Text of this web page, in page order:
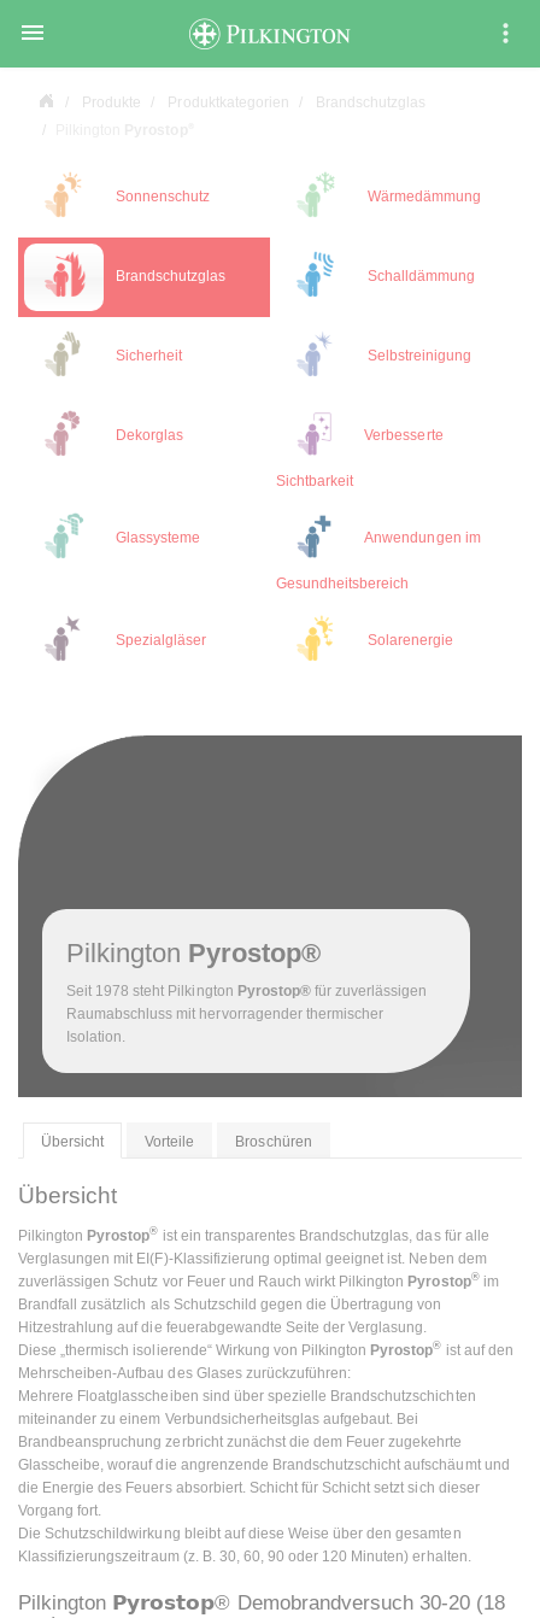

Produkte Produktkategorien
Brandschutzglas
Sonnenschutz Wärmedämmung
Brandschutzglas Schalldämmung
Sicherheit Selbstreinigung
Dekorglas Verbesserte
Sichtbarkeit
Glassysteme Anwendungen im
Gesundheitsbereich
Spezialgläser Solarenergie
Pilkington Pyrostop®
Seit 1978 steht Pilkington Pyrostop®für zuverlässigen
Raumabschluss mit hervorragender thermischer
Isolation.
Übersicht Vorteile Broschüren
Übersicht
Pilkington Pyrostop® ist ein transparentes Brandschutzglas, das für alle
Verglasungen mit EI(F)-Klassifizierung optimal geeignet ist. Neben dem
zuverlässigen Schutz vor Feuer und Rauch wirkt Pilkington Pyrostop®im
Brandfall zusätzlich als Schutzschild gegen die Übertragung von
Hitzestrahlung auf die feuerabgewandte Seite der Verglasung.
Diese „thermisch isolierende“ Wirkung von Pilkington Pyrostop® ist auf den
Mehrscheiben-Aufbau des Glases zurückzuführen:
Mehrere Floatglasscheiben sind über spezielle Brandschutzschichten
miteinander zu einem Verbundsicherheitsglas aufgebaut. Bei
Brandbeanspruchung zerbricht zunächst die dem Feuer zugekehrte
Glasscheibe, worauf die angrenzende Brandschutzschicht aufschäumt und
die Energie des Feuers absorbiert. Schicht für Schicht setzt sich dieser
Vorgang fort.
Die Schutzschildwirkung bleibt auf diese Weise über den gesamten
Klassifizierungszeitraum (z. B. 30, 60, 90 oder 120 Minuten) erhalten.
Pilkington 𝗣𝘆𝗿𝗼𝘀𝘁𝗼𝗽® Demobrandversuch 30-20 (18